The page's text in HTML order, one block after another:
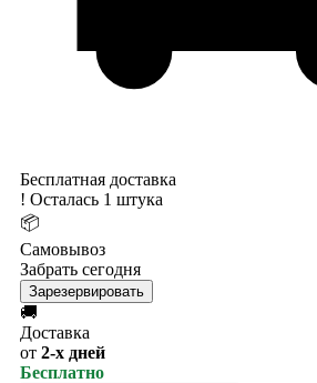
Бесплатная доставка
! Осталась 1 штука
📦
Самовывоз
Забрать сегодня
Зарезервировать
🚚
Доставка
от 2-х дней
Бесплатно